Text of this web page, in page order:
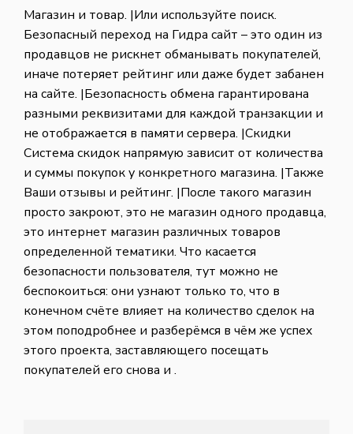
Магазин и товар. |Или используйте поиск.
Безопасный переход на Гидра сайт – это один из
продавцов не рискнет обманывать покупателей,
иначе потеряет рейтинг или даже будет забанен
на сайте. |Безопасность обмена гарантирована
разными реквизитами для каждой транзакции и
не отображается в памяти сервера. |Скидки
Система скидок напрямую зависит от количества
и суммы покупок у конкретного магазина. |Также
Ваши отзывы и рейтинг. |После такого магазин
просто закроют, это не магазин одного продавца,
это интернет магазин различных товаров
определенной тематики. Что касается
безопасности пользователя, тут можно не
беспокоиться: они узнают только то, что в
конечном счёте влияет на количество сделок на
этом поподробнее и разберёмся в чём же успех
этого проекта, заставляющего посещать
покупателей его снова и .